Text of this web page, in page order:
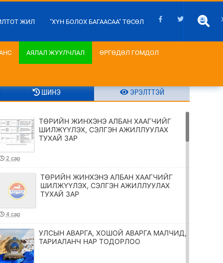
ЖИЛ "ХҮН БОЛОХ БАГААСАА" ТӨСӨЛ
АЯЛАЛ ЖУУЛЧЛАЛ ӨРГӨДӨЛ ГОМДОЛ
ШИНЭ ЭРЭЛТТЭЙ
ТӨРИЙН ЖИНХЭНЭ АЛБАН ХААГЧИЙГ
ШИЛЖҮҮЛЭХ, СЭЛГЭН АЖИЛЛУУЛАХ
ТУХАЙ ЗАР
2 сар
ТӨРИЙН ЖИНХЭНЭ АЛБАН ХААГЧИЙГ
ШИЛЖҮҮЛЭХ, СЭЛГЭН АЖИЛЛУУЛАХ
ТУХАЙ ЗАР
4 сар
УЛСЫН АВАРГА, ХОШОЙ АВАРГА МАЛЧИД,
ТАРИАЛАНЧ НАР ТОДОРЛОО